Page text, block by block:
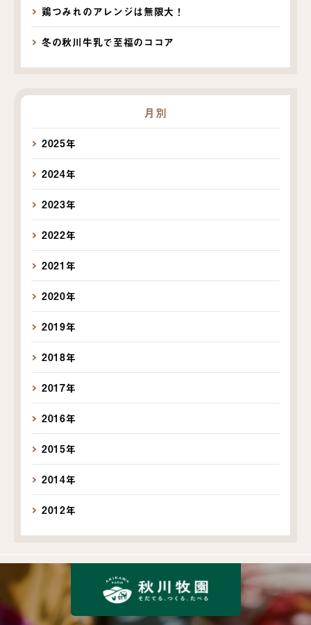
鶏つみれのアレンジは無限大！
冬の秋川牛乳で至福のココア
月別
2025年
2024年
2023年
2022年
2021年
2020年
2019年
2018年
2017年
2016年
2015年
2014年
2012年